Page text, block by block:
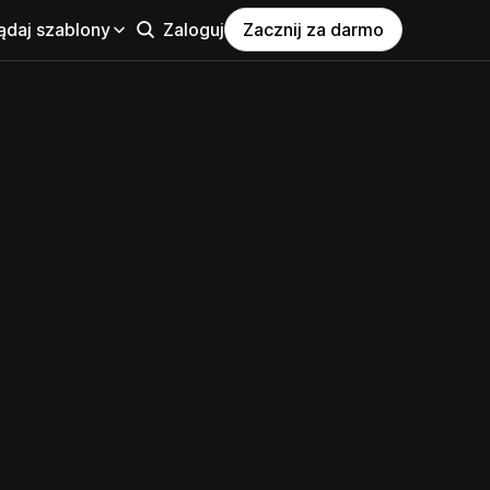
szablony Zaloguj Zacznij za darmo